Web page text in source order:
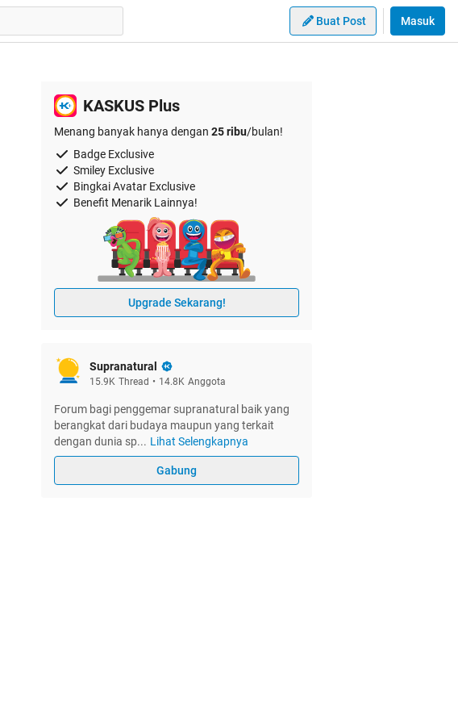
Buat Post Masuk
KASKUS Plus
Menang banyak hanya dengan 25 ribu/bulan!
Badge Exclusive
Smiley Exclusive
Bingkai Avatar Exclusive
Benefit Menarik Lainnya!
Upgrade Sekarang!
Supranatural
15.9K Thread • 14.8K Anggota
Forum bagi penggemar supranatural baik yang
berangkat dari budaya maupun yang terkait
dengan dunia sp... Lihat Selengkapnya
Gabung